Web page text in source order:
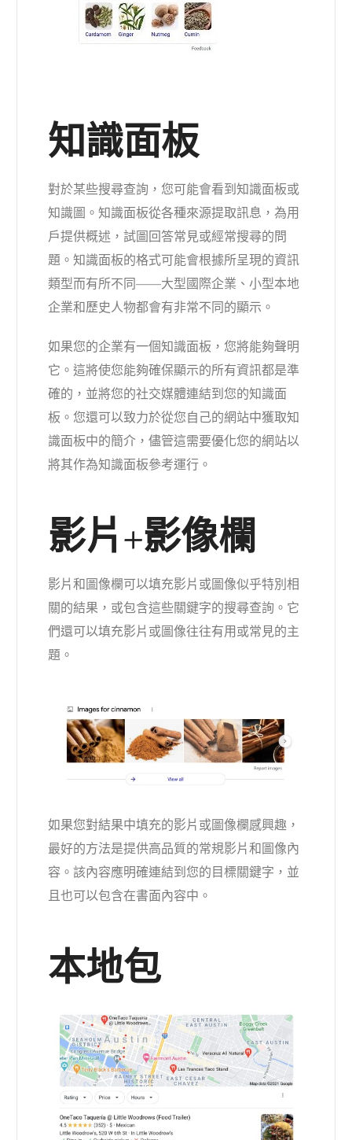
知識面板
對於某些搜尋查詢，您可能會看到知識面板或
知識圖。知識面板從各種來源提取訊息，為用
戶提供概述，試圖回答常見或經常搜尋的問
題。知識面板的格式可能會根據所呈現的資訊
類型而有所不同——大型國際企業、小型本地
企業和歷史人物都會有非常不同的顯示。
如果您的企業有一個知識面板，您將能夠聲明
它。這將使您能夠確保顯示的所有資訊都是準
確的，並將您的社交媒體連結到您的知識面
板。您還可以致力於從您自己的網站中獲取知
識面板中的簡介，儘管這需要優化您的網站以
將其作為知識面板參考運行。
影片+影像欄
影片和圖像欄可以填充影片或圖像似乎特別相
關的結果，或包含這些關鍵字的搜尋查詢。它
們還可以填充影片或圖像往往有用或常見的主
題。
如果您對結果中填充的影片或圖像欄感興趣，
最好的方法是提供高品質的常規影片和圖像內
容。該內容應明確連結到您的目標關鍵字，並
且也可以包含在書面內容中。
本地包